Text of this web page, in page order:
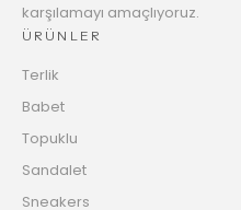
karşılamayı amaçlıyoruz.
ÜRÜNLER
Terlik
Babet
Topuklu
Sandalet
Sneakers